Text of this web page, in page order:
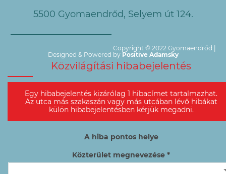
5500 Gyomaendrőd, Selyem út 124.
Copyright © 2022 Gyomaendrőd |
Designed & Powered by Positive Adamsky
Közvilágítási hibabejelentés
Egy hibabejelentés kizárólag 1 hibacímet tartalmazhat.
Az utca más szakaszán vagy más utcában lévő hibákat
külön hibabejelentésben kérjük megadni.
A hiba pontos helye
Közterület megnevezése *